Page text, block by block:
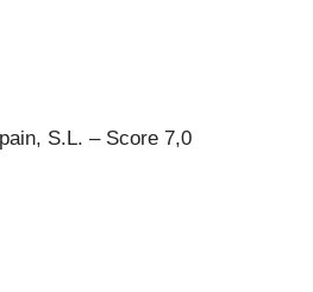
S.L. – Score 7,0